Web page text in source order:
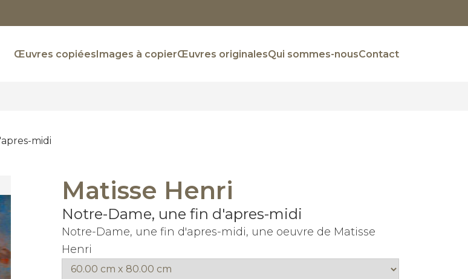
Œuvres copiéesImages à copierŒuvres originalesQui sommes-nousContact
midi
Matisse Henri
Notre-Dame, une fin d'apres-midi
Notre-Dame, une fin d'apres-midi, une oeuvre de Matisse
Henri